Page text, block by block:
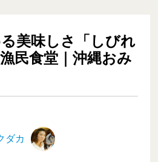
美味しさ「しびれ
民食堂｜沖縄おみ
ダカ